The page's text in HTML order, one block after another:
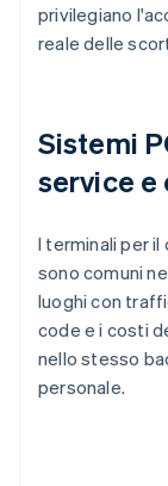
privilegiano
reale delle
Sistemi
service e
I terminali per
sono comuni
luoghi con
code e i costi
nello stesso
personale.